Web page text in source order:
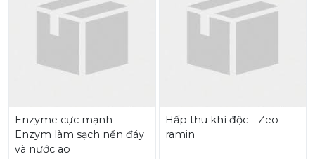
Enzyme cực mạnh
Enzym làm sạch nền đáy
và nước ao
Hấp thu khí độc - Zeo
ramin